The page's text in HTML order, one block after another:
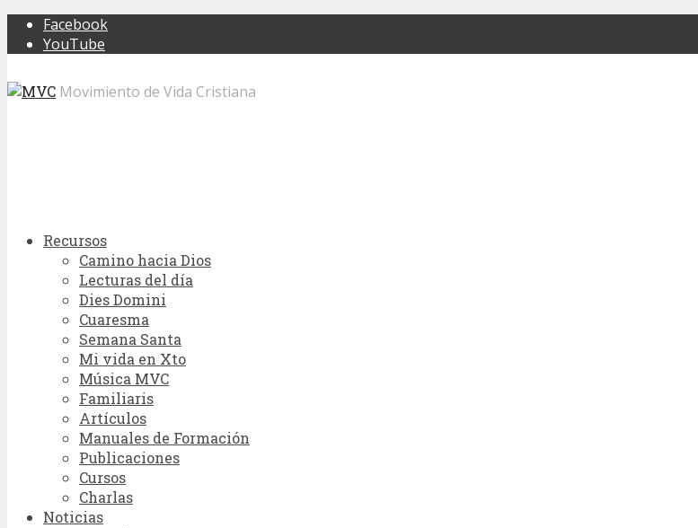
Facebook
YouTube
Movimiento de Vida Cristiana
Recursos
Camino hacia Dios
Lecturas del día
Dies Domini
Cuaresma
Semana Santa
Mi vida en Xto
Música MVC
Familiaris
Artículos
Manuales de Formación
Publicaciones
Cursos
Charlas
Noticias